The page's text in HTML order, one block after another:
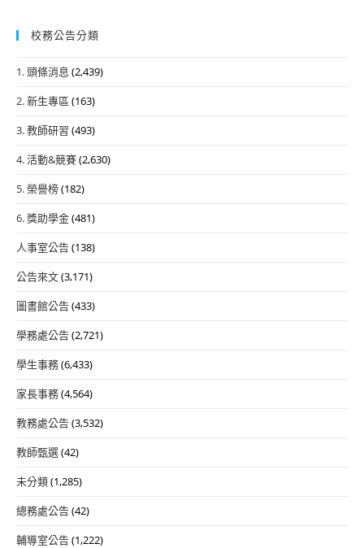
校務公告分類
1. 頭條消息 (2,439)
2. 新生專區 (163)
3. 教師研習 (493)
4. 活動&競賽(2,630)
5. 榮譽榜(182)
6. 獎助學金(481)
人事室公告(138)
公告來文(3,171)
圖書館公告(433)
學務處公告(2,721)
學生事務(6,433)
家長事務(4,564)
教務處公告(3,532)
教師甄選(42)
未分類(1,285)
總務處公告(42)
輔導室公告(1,222)